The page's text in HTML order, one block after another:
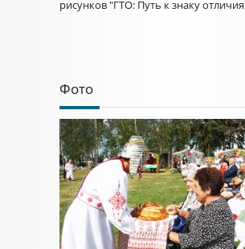
рисунков "ГТО: Путь к знаку
Фото